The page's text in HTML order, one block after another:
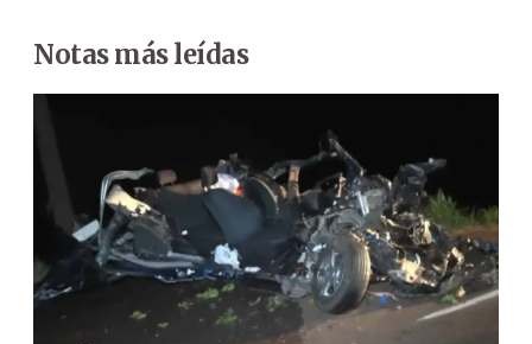
Notas más leídas